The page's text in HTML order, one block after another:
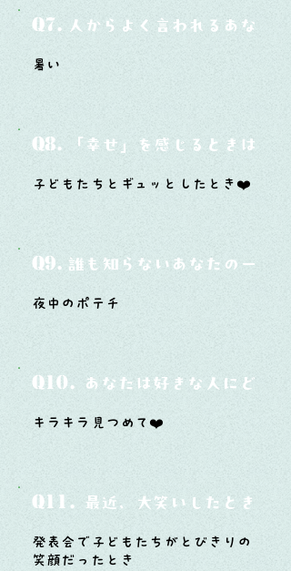
Q7. 人からよく言われるあなたの
暑い
Q8. 「幸せ」を感じるときはどん
子どもたちとギュッとしたとき❤️
Q9. 誰も知らないあなたの一面は
夜中のポテチ
Q10. あなたは好きな人にどう
キラキラ見つめて❤️
Q11. 最近、大笑いしたときはど
発表会で子どもたちがとびきりの
笑顔だったとき